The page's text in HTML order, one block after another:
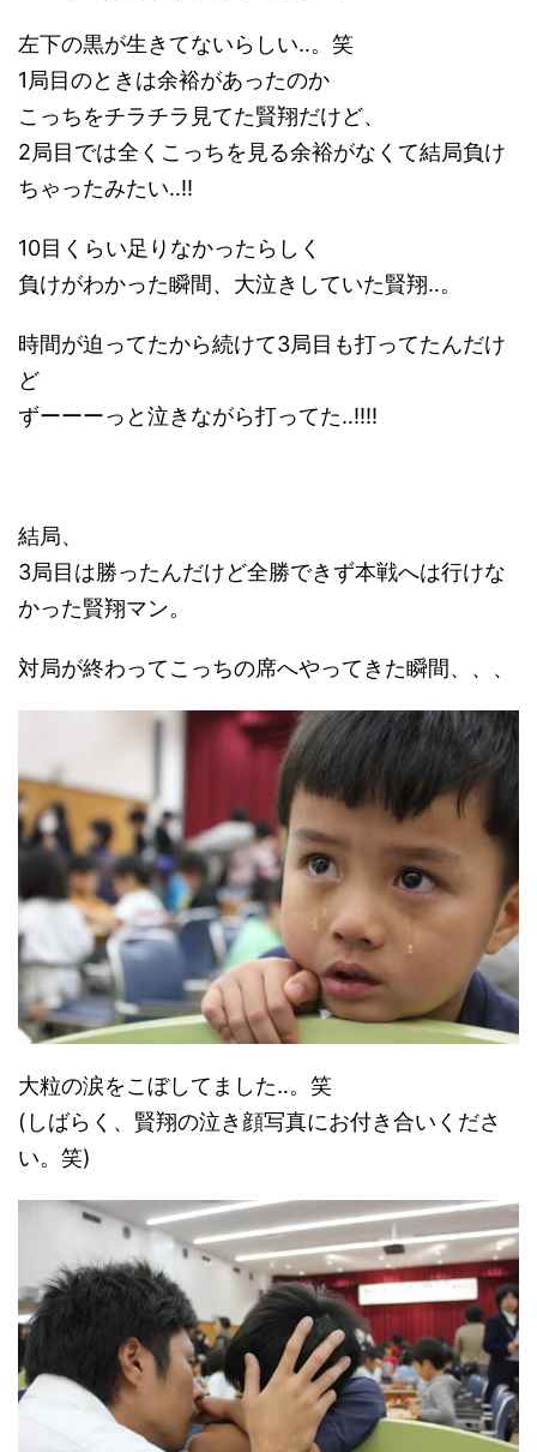
左下の黒が生きてないらしい‥。笑
1局目のときは余裕があったのか
こっちをチラチラ見てた賢翔だけど、
2局目では全くこっちを見る余裕がなくて結局負け
ちゃったみたい‥!!
10目くらい足りなかったらしく
負けがわかった瞬間、大泣きしていた賢翔‥。
時間が迫ってたから続けて3局目も打ってたんだけ
ど
ずーーーっと泣きながら打ってた‥!!!!
結局、
3局目は勝ったんだけど全勝できず本戦へは行けな
かった賢翔マン。
対局が終わってこっちの席へやってきた瞬間、、、
大粒の涙をこぼしてました‥。笑
(しばらく、賢翔の泣き顔写真にお付き合いくださ
い。笑)